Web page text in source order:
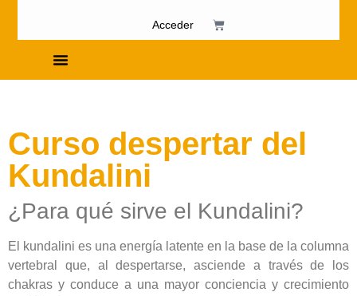
Acceder
Curso despertar del
Kundalini
¿Para qué sirve el Kundalini?
El kundalini es una energía latente en la base de la columna
vertebral que, al despertarse, asciende a través de los
chakras y conduce a una mayor conciencia y crecimiento